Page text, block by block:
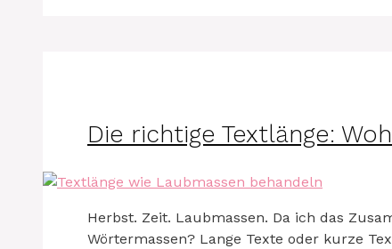
Die richtige Textlänge:
Herbst. Zeit. Laubmassen. Da ich das
Wörtermassen? Lange Texte oder kurze